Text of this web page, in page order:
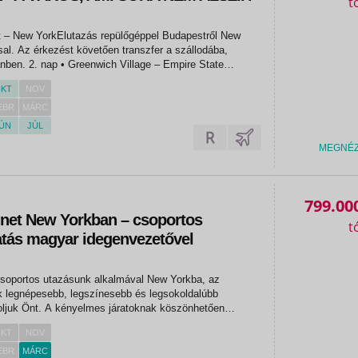
– New YorkElutazás repülőgéppel Budapestről New
Az érkezést követően transzfer a szállodába,
Empire State
autóbuszos és gyalogos városnézés
Village, az...
NOV
MÁRC
JÚL
New Yorkban – csoportos
magyar idegenvezetővel
utazásunk alkalmával New Yorkba, az
legnépesebb, legszínesebb és legsokoldalúbb
Önt. A kényelmes járatoknak köszönhetően
az óceánt, és máris egy varázslatos világba
York felhőkarcolói és ikonikus...
NOV
MÁRC